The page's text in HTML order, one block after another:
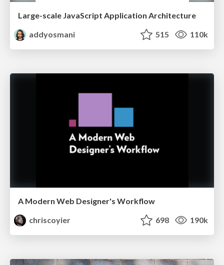
Large-scale JavaScript Application Architecture
addyosmani
515 110k
A Modern Web Designer's Workflow
chriscoyier
698 190k